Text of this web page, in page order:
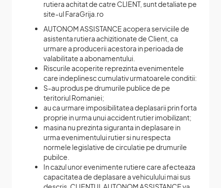
rutiera achitat de catre CLIENT, sunt detaliate pe
site-ul FaraGrija.ro
AUTONOM ASSISTANCE acopera serviciile de
asistenta rutiera achizitionate de Client, ca
urmare a producerii acestora in perioada de
valabilitate a abonamentului.
Riscurile acoperite reprezinta evenimentele
care indeplinesc cumulativ urmatoarele conditii:
S-au produs pe drumurile publice de pe
teritoriul Romaniei;
au ca urmare imposibilitatea deplasarii prin forta
proprie in urma unui accident rutier imobilizant;
masina nu prezinta siguranta in deplasare in
urma evenimentului rutier si nu respecta
normele legislative de circulatie pe drumurile
pubilce.
In cazul unor evenimente rutiere care afecteaza
capacitatea de deplasare a vehiculului mai sus